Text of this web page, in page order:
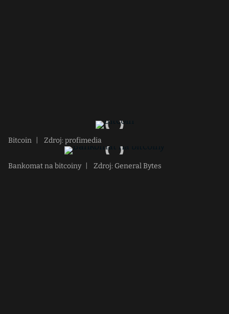
Bitcoin Zdroj: profimedia
Bankomat na bitcoiny Zdroj: General Bytes